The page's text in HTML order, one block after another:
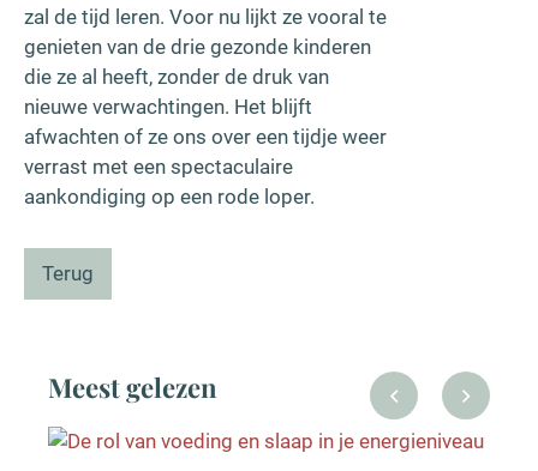
zal de tijd leren. Voor nu lijkt ze vooral te
genieten van de drie gezonde kinderen
die ze al heeft, zonder de druk van
nieuwe verwachtingen. Het blijft
afwachten of ze ons over een tijdje weer
verrast met een spectaculaire
aankondiging op een rode loper.
Terug
Meest gelezen